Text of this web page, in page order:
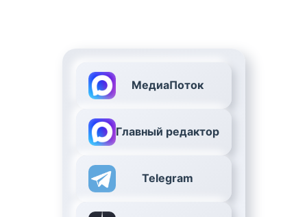
МедиаПоток
Главный редактор
Telegram